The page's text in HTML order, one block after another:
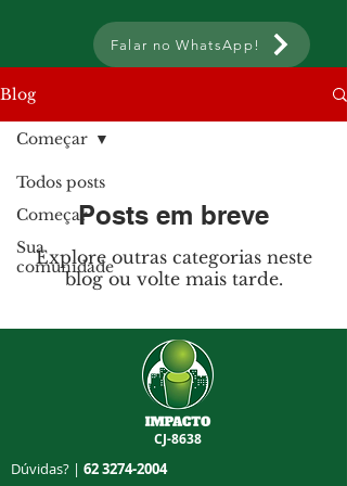
Falar no WhatsApp!
Blog
Todos posts
Começar
Sua
comunidade
Começar
Posts em breve
Explore outras categorias neste
blog ou volte mais tarde.
CJ-8638
Dúvidas? | 62 3274-2004